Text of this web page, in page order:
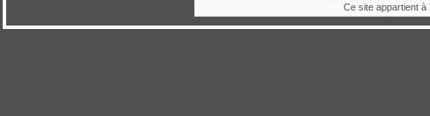
Ce site appartient à